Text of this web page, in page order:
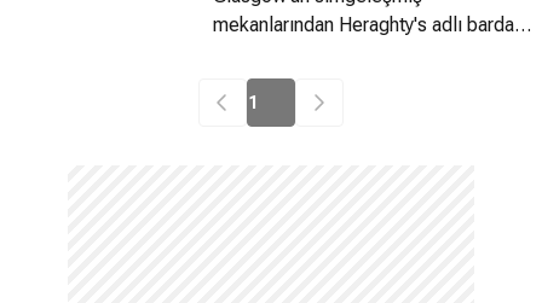
mekanlarından Heraghty's adlı barda
metrajlı film Public House, yapım
sürecini nihayete erdirmek için bir
1